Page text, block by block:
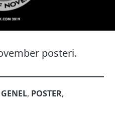
posteri.
GENEL, POSTER,